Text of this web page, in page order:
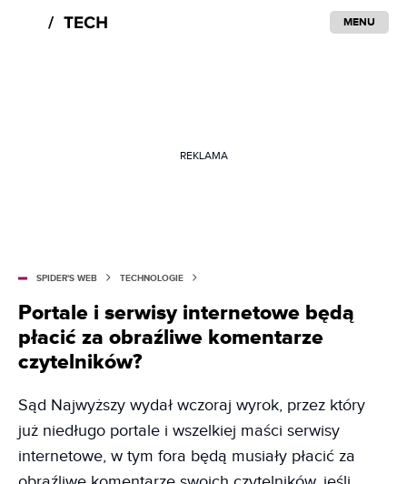
MENU
REKLAMA
SPIDER'S WEB TECHNOLOGIE
Portale i serwisy internetowe będą
płacić za obraźliwe komentarze
czytelników?
Sąd Najwyższy wydał wczoraj wyrok, przez który
już niedługo portale i wszelkiej maści serwisy
internetowe, w tym fora będą musiały płacić za